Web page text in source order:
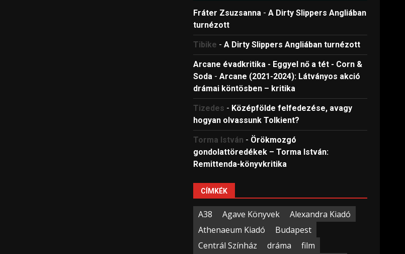
Fráter Zsuzsanna -A Dirty Slippers Angliában
turnézott
Tibike -A Dirty Slippers Angliában turnézott
Arcane évadkritika - Eggyel nő a tét - Corn &
Soda -Arcane (2021-2024): Látványos akció
drámai köntösben – kritika
Tizedes - Középfölde felfedezése, avagy
hogyan olvassunk Tolkient?
Torma István - Örökmozgó
gondolattöredékek – Torma István:
Remittenda-könyvkritika
CÍMKÉK
A38 Agave Könyvek
Alexandra Kiadó
Athenaeum Kiadó
Budapest
Centrál Színház
dráma
film